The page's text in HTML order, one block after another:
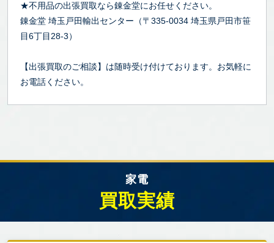
★不用品の出張買取なら錬金堂にお任せください。
錬金堂 埼玉戸田輸出センター（〒335-0034 埼玉県戸田市笹
目6丁目28-3）
【出張買取のご相談】は随時受け付けております。お気軽に
お電話ください。
家電
買取実績